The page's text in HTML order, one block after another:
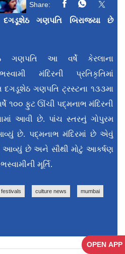
OPEN APP
Share:
ગણપતિ બિરાજ્યા છે
ગણપતિ આ વર્ષે કેરલાના
મંદિરની પ્રતિકૃતિમાં
દગડૂશેઠ ગણપતિ ટ્રસ્ટના ૧૩૩મા
૧૦૦ ફુટ ઊંચી પદ્‌મનાભ મંદિરની
આવી છે. પાંચ સ્તરનું ગોપુરમ
છે. પદ્‌મનાભ મંદિરમાં છે એવું
આવ્યું છે અને સૌથી મોટું આકર્ષણ
મૂર્તિ.
festivals culture news mumbai